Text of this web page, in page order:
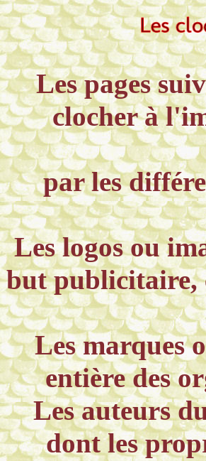
Les pages
clocher à
par les
Les logos ou
but publicitaire,
Les marques
entière des
Les auteurs
dont les